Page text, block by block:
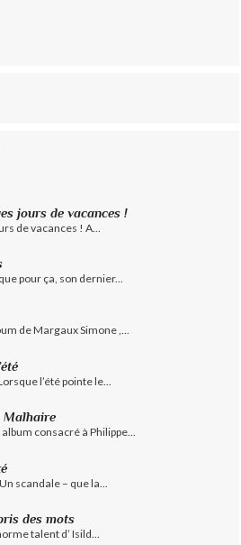
jours de vacances !
de vacances ! A...
pour ça, son dernier...
de Margaux Simone ,...
l’été pointe le...
Malhaire
consacré à Philippe...
scandale – que la...
des mots
talent d’ Isild...